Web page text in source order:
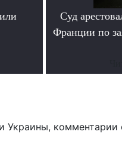
Суд
Франции по
Украины,